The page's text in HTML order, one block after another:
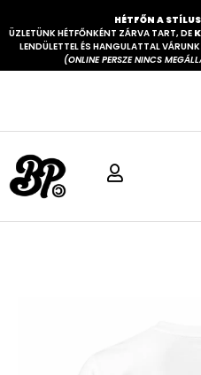
HÉTFŐN A
ÜZLETÜNK HÉTFŐNKÉNT ZÁRVA TART, DE
LENDÜLETTEL ÉS HANGULATTAL
(ONLINE PERSZE NINCS